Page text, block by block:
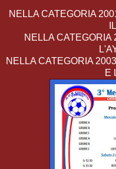
NELLA CATEGORIA
NELLA CATEGORIA
NELLA CATEGORIA
E